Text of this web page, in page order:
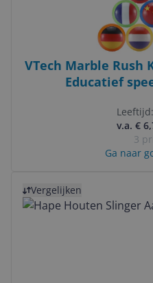
VTech Marble Rush
Educatief
Leeftijd:
v.a. €
3
Ga naar
Vergelijken